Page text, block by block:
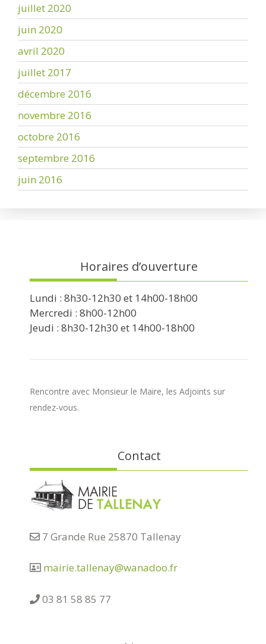
juillet 2020
juin 2020
avril 2020
juillet 2017
décembre 2016
novembre 2016
octobre 2016
septembre 2016
juin 2016
Horaires d’ouverture
Lundi : 8h30-12h30 et 14h00-18h00
Mercredi : 8h00-12h00
Jeudi : 8h30-12h30 et 14h00-18h00
Rencontre avec Monsieur le Maire, les Adjoints sur
rendez-vous.
Contact
7 Grande Rue 25870 Tallenay
mairie.tallenay@wanadoo.fr
03 81 58 85 77